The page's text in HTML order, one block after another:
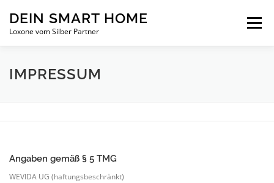
DEIN SMART HOME
Loxone vom Silber Partner
Menü
INTELLIGENTES WOHNEN
IMPRESSUM
Angaben gemäß § 5 TMG
WEVIDA UG (haftungsbeschränkt)